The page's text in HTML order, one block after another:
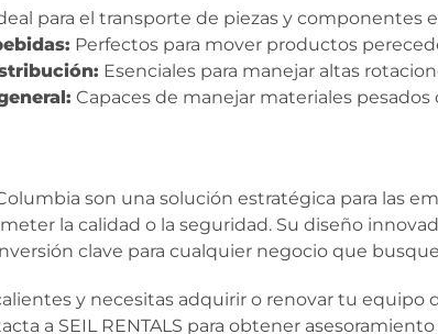
para el transporte de piezas y componentes
Perfectos para mover productos
Esenciales para manejar altas
Capaces de manejar materiales
son una solución estratégica para las
la calidad o la seguridad. Su diseño
clave para cualquier negocio que
y necesitas adquirir o renovar tu
a SEIL RENTALS para obtener